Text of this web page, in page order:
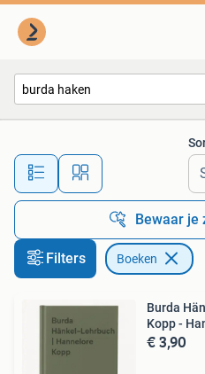
Alle
Bewaar je
Filters Boeken
Burda
Kopp -
€ 3,90